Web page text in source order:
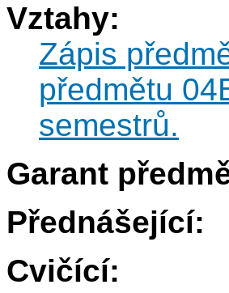
Vztahy:
Zápis
předmětu
semestrů.
Garant
Přednášející:
Cvičící: